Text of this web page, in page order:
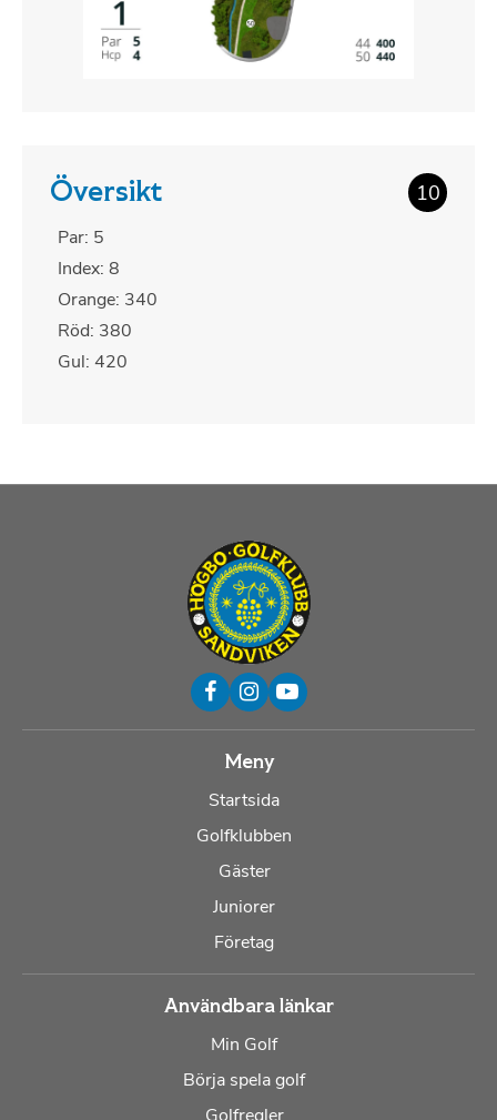
Översikt 10
Par: 5
Index: 8
Orange: 340
Röd: 380
Gul: 420
Meny
Startsida
Golfklubben
Gäster
Juniorer
Företag
Användbara länkar
Min Golf
Börja spela golf